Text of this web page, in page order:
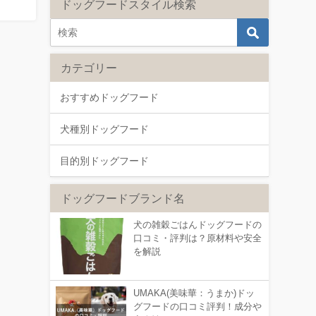
ドッグフードスタイル検索
カテゴリー
おすすめドッグフード
犬種別ドッグフード
目的別ドッグフード
ドッグフードブランド名
犬の雑穀ごはんドッグフードの
口コミ・評判は？原材料や安全
を解説
UMAKA(美味華：うまか)ドッ
グフードの口コミ評判！成分や